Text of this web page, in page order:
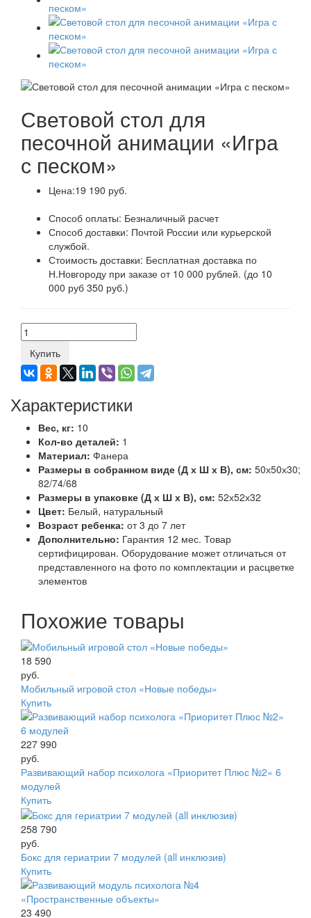
Световой стол для
песочной анимации «Игра
с песком»
Цена:19 190 руб.
Способ оплаты: Безналичный расчет
Способ доставки: Почтой России или курьерской
службой.
Стоимость доставки: Бесплатная доставка по
Н.Новгороду при заказе от 10 000 рублей. (до 10
000 руб 350 руб.)
Купить
Характеристики
Вес, кг: 10
Кол-во деталей: 1
Материал: Фанера
Размеры в собранном виде (Д х Ш х В), см: 50х50х30;
82/74/68
Размеры в упаковке (Д х Ш х В), см: 52х52х32
Цвет: Белый, натуральный
Возраст ребенка: от 3 до 7 лет
Дополнительно: Гарантия 12 мес. Товар
сертифицирован. Оборудование может отличаться от
представленного на фото по комплектации и расцветке
элементов
Похожие товары
18 590
руб.
Мобильный игровой стол «Новые победы»
Купить
227 990
руб.
Развивающий набор психолога «Приоритет Плюс №2» 6
модулей
Купить
258 790
руб.
Бокс для гериатрии 7 модулей (all инклюзив)
Купить
23 490